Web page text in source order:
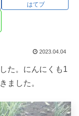
はてブ
2023.04.04
た。にんにくも1
ました。